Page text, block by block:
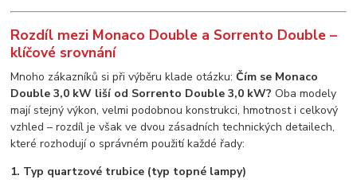
Rozdíl mezi Monaco Double a Sorrento Double –
klíčové srovnání
Mnoho zákazníků si při výběru klade otázku:Čím se Monaco
Double 3,0 kW liší od Sorrento Double 3,0 kW? Oba modely
mají stejný výkon, velmi podobnou konstrukci, hmotnost i celkový
vzhled – rozdíl je však ve dvou zásadních technických detailech,
které rozhodují o správném použití každé řady:
1. Typ quartzové trubice (typ topné lampy)